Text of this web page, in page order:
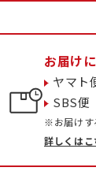
お届け
ヤマ
SBS
※お届けす
詳しくはこ